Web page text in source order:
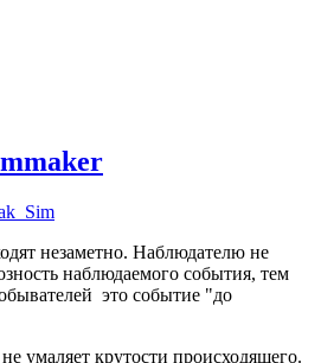
незаметно. Наблюдателю не
наблюдаемого события, тем
это событие "до
умаляет крутости происходящего.